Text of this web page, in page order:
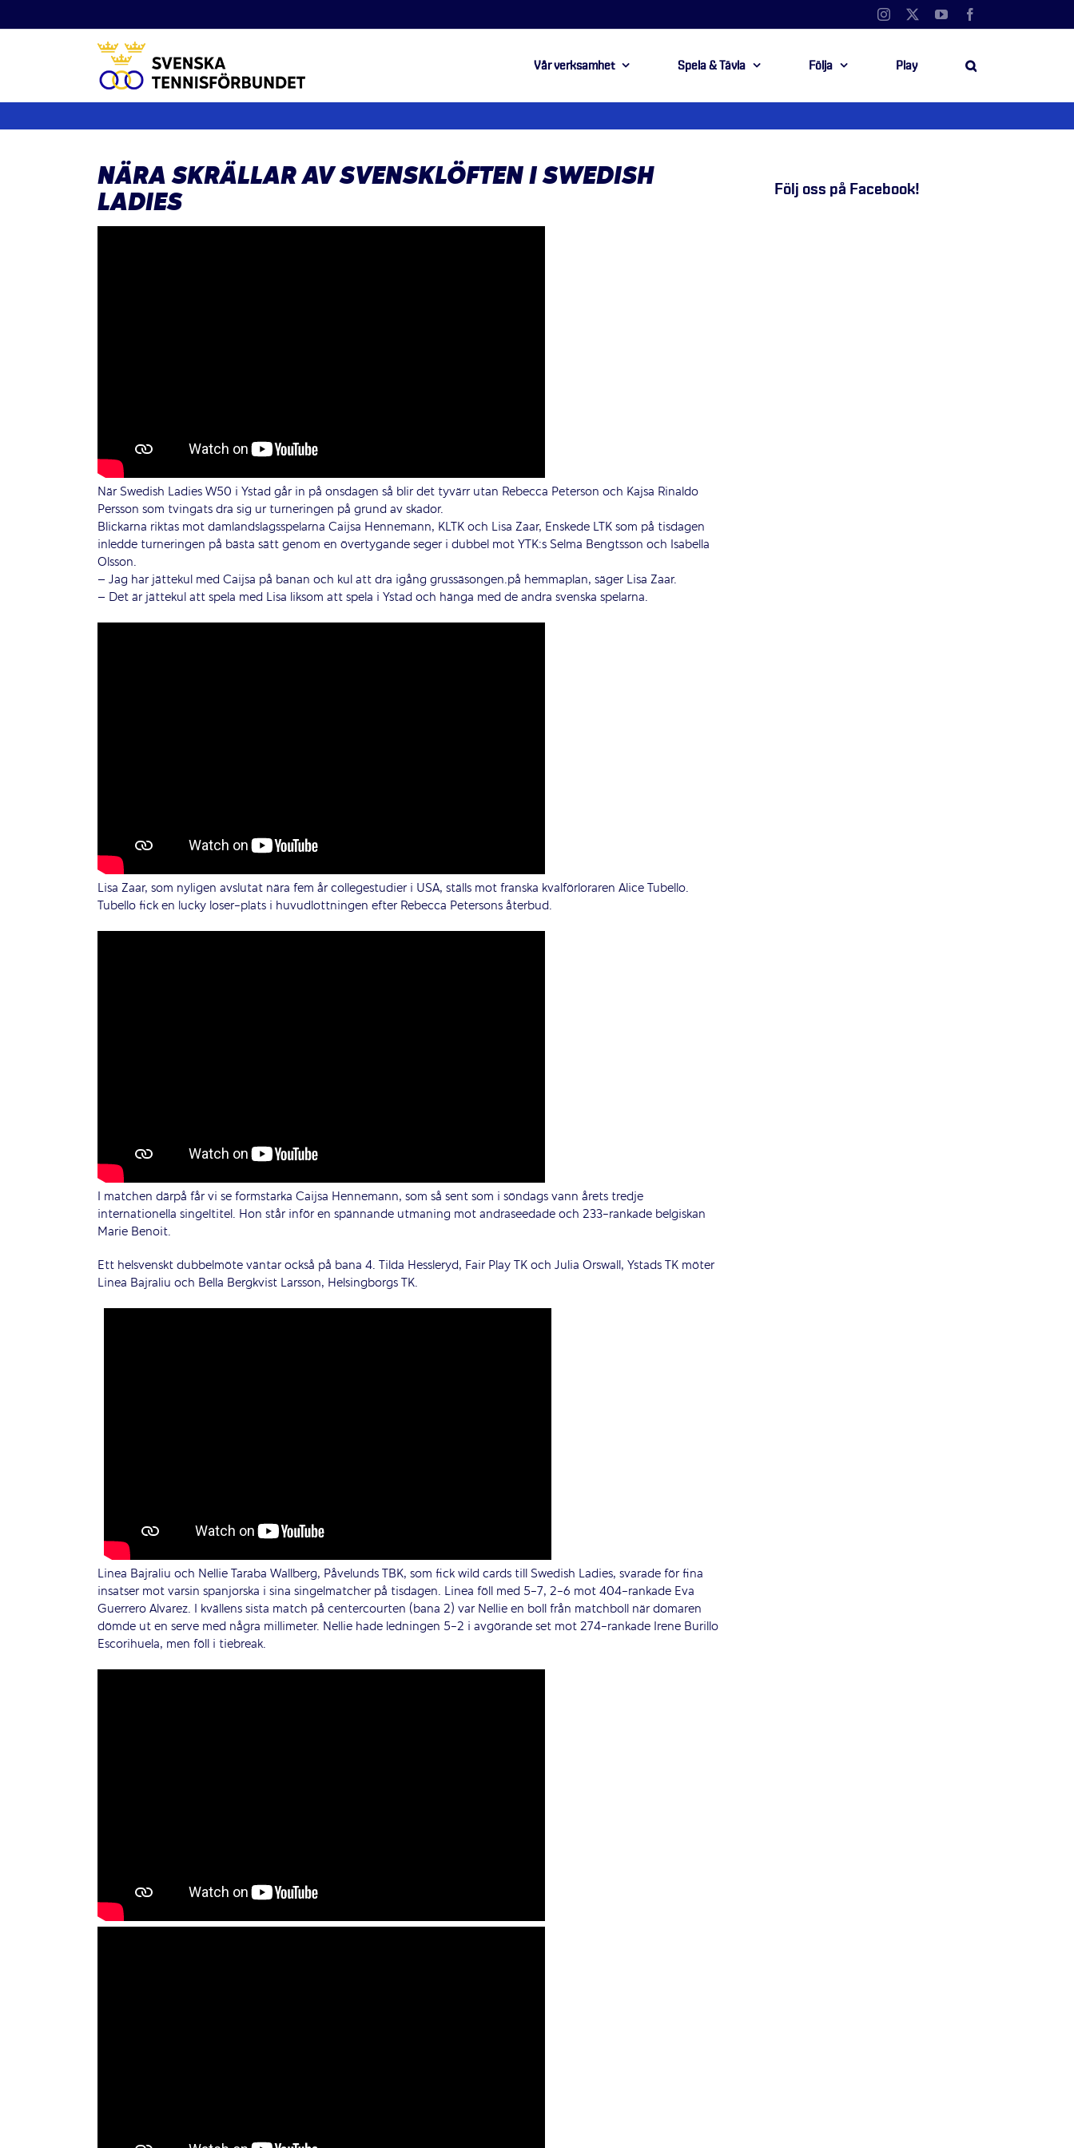
till
Instagram YouTube
Vår verksamhet Spela & Tävla Följa Play
NÄRA SKRÄLLAR AV SVENSKLÖFTEN I SWEDISH
LADIES
När Swedish Ladies W50 i Ystad går in på onsdagen så blir det tyvärr utan Rebecca Peterson och Kajsa Rinaldo
Persson som tvingats dra sig ur turneringen på grund av skador.
Blickarna riktas mot damlandslagsspelarna Caijsa Hennemann, KLTK och Lisa Zaar, Enskede LTK som på tisdagen
inledde turneringen på bästa sätt genom en övertygande seger i dubbel mot YTK:s Selma Bengtsson och Isabella
Olsson.
– Jag har jättekul med Caijsa på banan och kul att dra igång grussäsongen.på hemmaplan, säger Lisa Zaar.
– Det är jättekul att spela med Lisa liksom att spela i Ystad och hänga med de andra svenska spelarna.
Lisa Zaar, som nyligen avslutat nära fem år collegestudier i USA, ställs mot franska kvalförloraren Alice Tubello.
Tubello fick en lucky loser-plats i huvudlottningen efter Rebecca Petersons återbud.
I matchen därpå får vi se formstarka Caijsa Hennemann, som så sent som i söndags vann årets tredje
internationella singeltitel. Hon står inför en spännande utmaning mot andraseedade och 233-rankade belgiskan
Marie Benoit.
Ett helsvenskt dubbelmöte väntar också på bana 4. Tilda Hessleryd, Fair Play TK och Julia Orswall, Ystads TK möter
Linea Bajraliu och Bella Bergkvist Larsson, Helsingborgs TK.
Linea Bajraliu och Nellie Taraba Wallberg, Påvelunds TBK, som fick wild cards till Swedish Ladies, svarade för fina
insatser mot varsin spanjorska i sina singelmatcher på tisdagen. Linea föll med 5-7, 2-6 mot 404-rankade Eva
Guerrero Alvarez. I kvällens sista match på centercourten (bana 2) var Nellie en boll från matchboll när domaren
dömde ut en serve med några millimeter. Nellie hade ledningen 5-2 i avgörande set mot 274-rankade Irene Burillo
Escorihuela, men föll i tiebreak.
Följ oss på Facebook!